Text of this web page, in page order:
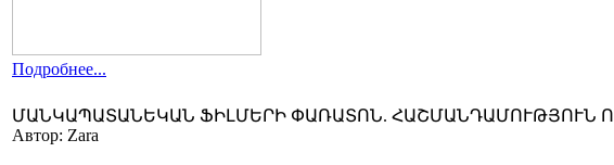
Подробнее...
ՄԱՆԿԱՊԱՏԱՆԵԿԱՆ ՖԻԼՄԵՐԻ ՓԱՌԱՏՈՆ. ՀԱՇՄԱՆԴԱՄՈՒԹՅՈՒՆ
Автор: Zara